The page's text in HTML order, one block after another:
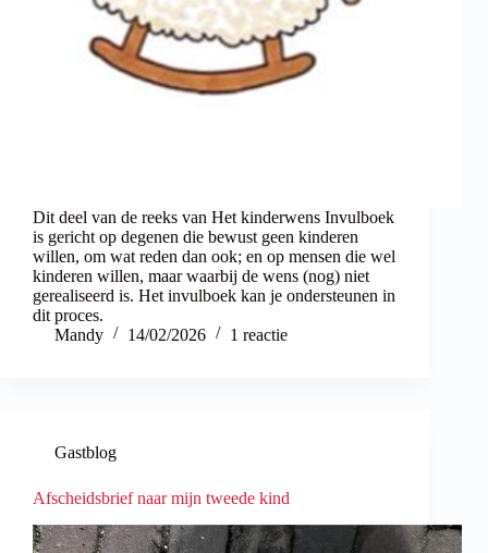
Dit deel van de reeks van Het kinderwens Invulboek
is gericht op degenen die bewust geen kinderen
willen, om wat reden dan ook; en op mensen die wel
kinderen willen, maar waarbij de wens (nog) niet
gerealiseerd is. Het invulboek kan je ondersteunen in
dit proces.
Mandy
14/02/2026 1 reactie
Gastblog
Afscheidsbrief naar mijn tweede kind